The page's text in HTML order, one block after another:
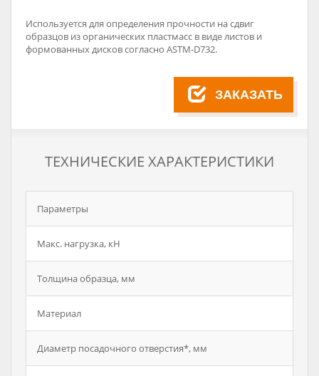
Используется для определения прочности на сдвиг
образцов из органических пластмасс в виде листов и
формованных дисков согласно ASTM-D732.
ЗАКАЗАТЬ
ТЕХНИЧЕСКИЕ ХАРАКТЕРИСТИКИ
Параметры
Макс. нагрузка, кН
Толщина образца, мм
Материал
Диаметр посадочного отверстия*, мм